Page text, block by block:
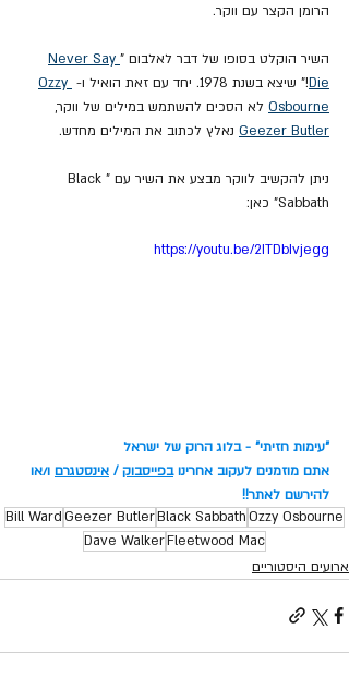
הרומן הקצר עם ווקר.
השיר הוקלט בסופו של דבר לאלבום " Never Say
Die!" שיצא בשנת 1978. יחד עם זאת הואיל ו-
Ozzy
Osbourne לא הסכים להשתמש במילים של ווקר,
Geezer Butler נאלץ לכתוב את המילים מחדש.
ניתן להקשיב לווקר מבצע את השיר עם "Black
Sabbath" כאן:
https://youtu.be/2ITDbIvjegg
"עימות חזיתי" - בלוג הרוק של ישראל
אתם מוזמנים לעקוב אחרינו בפייסבוק / אינסטגרם ו/או
להירשם לאתר!!
Ozzy Osbourne
Black Sabbath
Geezer Butler
Bill Ward
Fleetwood Mac
Dave Walker
ארועים היסטוריים